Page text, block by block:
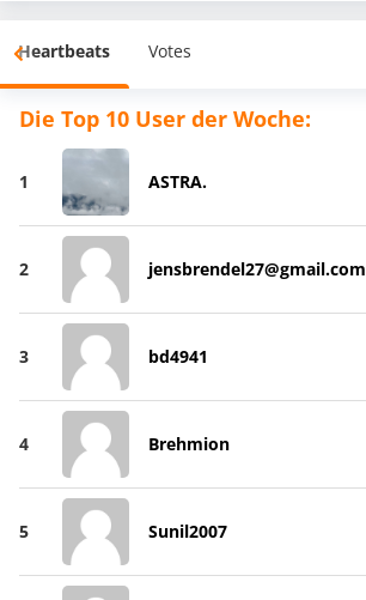
Heartbeats Votes
Die Top 10 User der Woche:
1 ASTRA.
2 jensbrendel27@gmail.com
3 bd4941
4 Brehmion
5 Sunil2007